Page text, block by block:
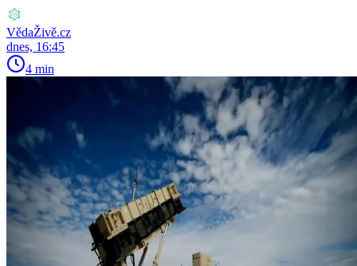
VědaŽivě.cz
dnes, 16:45
4 min